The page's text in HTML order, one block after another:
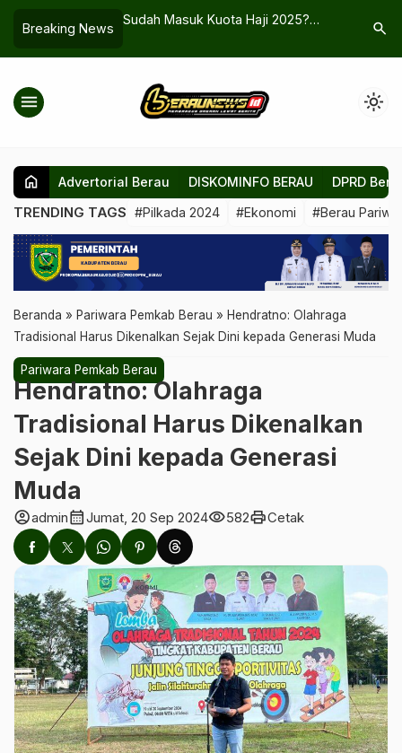
Breaking News
Sudah Masuk Kuota Haji 2025?
Segera Lakukan Pelunasan Sebelum
14 Maret!
Belum Ada Lonjakan
Wisatawan
search
menu light_mode
home Advertorial Berau DISKOMINFO BERAU DPRD
TRENDING TAGS #Pilkada 2024 #Ekonomi #Berau
Beranda » Pariwara Pemkab Berau » Hendratno: Olahraga
Tradisional Harus Dikenalkan Sejak Dini kepada Generasi Muda
Pariwara Pemkab Berau
Hendratno: Olahraga
Tradisional Harus Dikenalkan
Sejak Dini kepada Generasi
Muda
account_circleadmincalendar_monthJumat, 20 Sep 2024visibility582printCetak